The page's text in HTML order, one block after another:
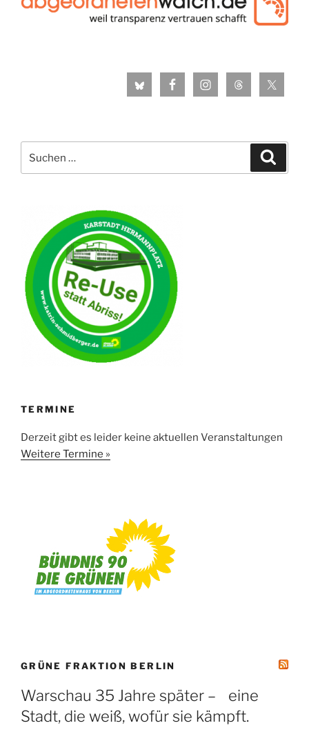
nach:
TERMINE
Derzeit gibt es leider keine aktuellen Veranstaltungen
Weitere Termine »
GRÜNE FRAKTION BERLIN
Warschau 35 Jahre später – eine
Stadt, die weiß, wofür sie kämpft.